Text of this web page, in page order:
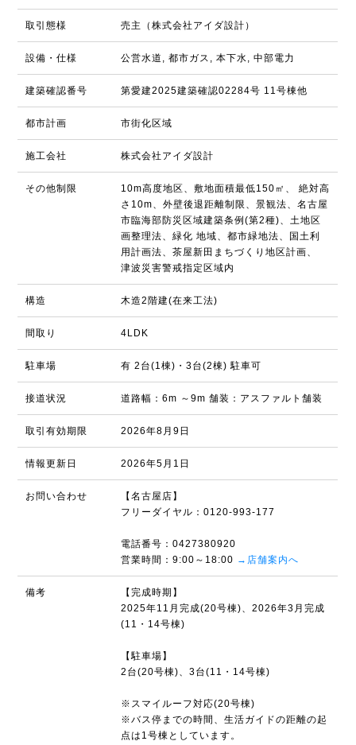
取引態様 売主（株式会社アイダ設計）
設備・仕様 公営水道, 都市ガス, 本下水, 中部電力
建築確認番号 第愛建2025建築確認02284号 11号棟他
都市計画 市街化区域
施工会社 株式会社アイダ設計
その他制限
10m高度地区、敷地面積最低150㎡、 絶対高
さ10m、外壁後退距離制限、景観法、名古屋
市臨海部防災区域建築条例(第2種)、土地区
画整理法、緑化 地域、都市緑地法、国土利
用計画法、茶屋新田まちづくり地区計画、
津波災害警戒指定区域内
構造 木造2階建(在来工法)
間取り 4LDK
駐車場 有 2台(1棟)・3台(2棟) 駐車可
接道状況 道路幅：6m ～9m 舗装：アスファルト舗装
取引有効期限 2026年8月9日
情報更新日 2026年5月1日
お問い合わせ
【名古屋店】
フリーダイヤル：0120-993-177
電話番号：0427380920
営業時間：9:00～18:00 →店舗案内へ
備考
【完成時期】
2025年11月完成(20号棟)、2026年3月完成
(11・14号棟)
【駐車場】
2台(20号棟)、3台(11・14号棟)
※スマイルーフ対応(20号棟)
※バス停までの時間、生活ガイドの距離の起
点は1号棟としています。